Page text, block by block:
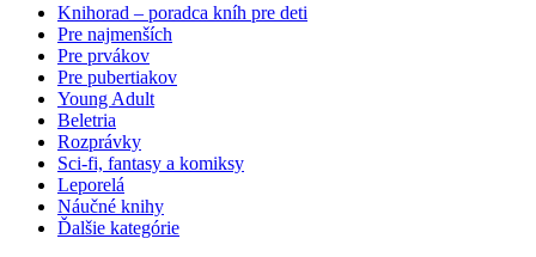
Knihorad – poradca kníh pre deti
Pre najmenších
Pre prvákov
Pre pubertiakov
Young Adult
Beletria
Rozprávky
Sci-fi, fantasy a komiksy
Leporelá
Náučné knihy
Ďalšie kategórie